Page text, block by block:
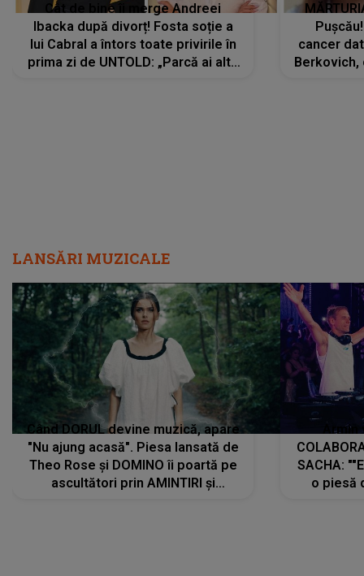
Cât de bine îi merge Andreei
Ibacka după divorț! Fosta soție a
lui Cabral a întors toate privirile în
prima zi de UNTOLD: „Parcă ai altă
cancer
LANSĂRI MUZICALE
Când DORUL devine muzică, apare
"Nu ajung acasă". Piesa lansată de
Theo Rose și DOMINO îi poartă pe
ascultători prin AMINTIRI și
SACHA:
o piesă